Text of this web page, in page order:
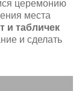
церемонию
места
и табличек
и сделать